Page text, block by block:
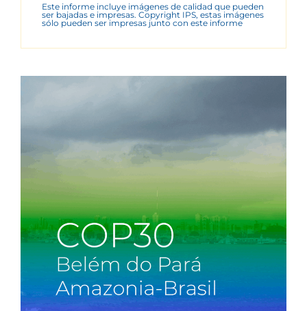
Este informe incluye imágenes de calidad que pueden
ser bajadas e impresas. Copyright IPS, estas imágenes
sólo pueden ser impresas junto con este informe